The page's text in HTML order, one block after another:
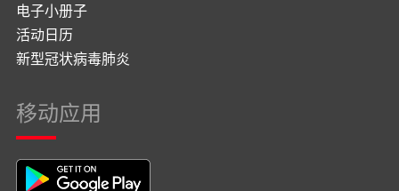
电子小册子
活动日历
新型冠状病毒肺炎
移动应用